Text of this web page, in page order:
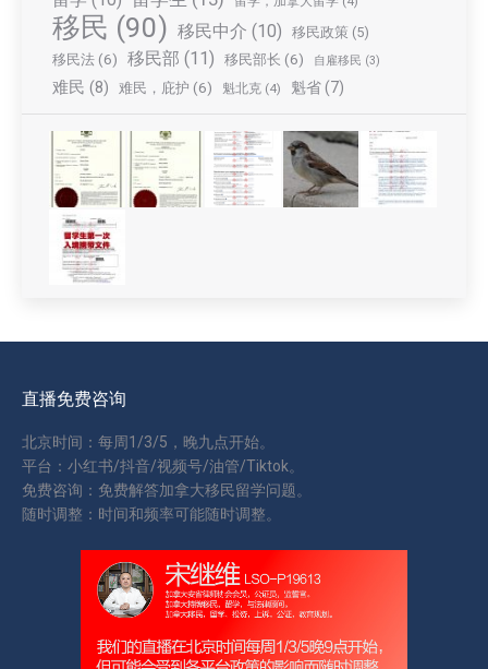
移民 (90) 移民中介 (10) 移民政策 (5)
移民法 (6) 移民部 (11) 移民部长 (6) 自雇移民 (3)
难民 (8) 难民，庇护 (6) 魁北克 (4) 魁省(7)
直播免费咨询
北京时间：每周1/3/5，晚九点开始。
平台：小红书/抖音/视频号/油管/Tiktok。
免费咨询：免费解答加拿大移民留学问题。
随时调整：时间和频率可能随时调整。